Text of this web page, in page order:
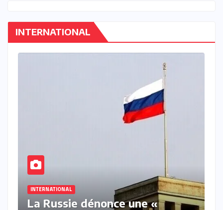
INTERNATIONAL
ACTU_EXPRESS INTERNATIONAL
La Chine place deux satellites